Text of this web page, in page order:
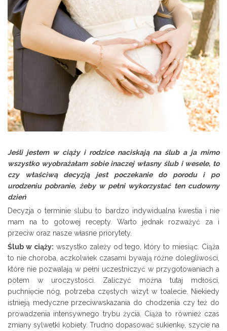
Jeśli jestem w ciąży i rodzice naciskają na ślub a ja mimo
wszystko wyobrażałam sobie inaczej własny ślub i wesele, to
czy właściwą decyzją jest poczekanie do porodu i po
urodzeniu pobranie, żeby w pełni wykorzystać ten cudowny
dzień
Decyzja o terminie ślubu to bardzo indywidualna kwestia i nie
mam na to gotowej recepty. Warto jednak rozważyć za i
przeciw oraz nasze własne priorytety.
Ślub w ciąży: wszystko zależy od tego, który to miesiąc. Ciąża
to nie choroba, aczkolwiek czasami bywają różne dolegliwości,
które nie pozwalają w pełni uczestniczyć w przygotowaniach a
potem w uroczystości. Zaliczyć można tutaj mdłości,
puchnięcie nóg, potrzeba częstych wizyt w toalecie. Niekiedy
istnieją medyczne przeciwwskazania do chodzenia czy też do
prowadzenia intensywnego trybu życia. Ciąża to również czas
zmiany sylwetki kobiety. Trudno dopasować sukienkę, szycie na